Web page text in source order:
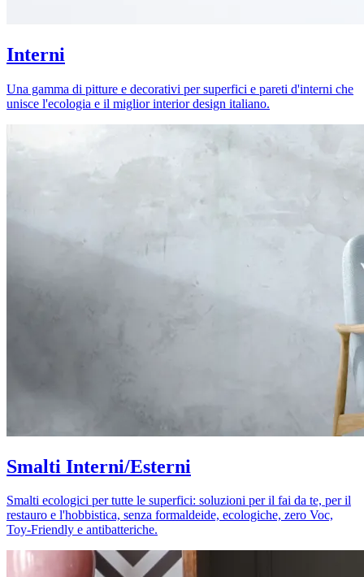
Interni
Una gamma di pitture e decorativi per superfici e pareti d'interni che
unisce l'ecologia e il miglior interior design italiano.
Smalti Interni/Esterni
Smalti ecologici per tutte le superfici: soluzioni per il fai da te, per il
restauro e l'hobbistica, senza formaldeide, ecologiche, zero Voc,
Toy-Friendly e antibatteriche.